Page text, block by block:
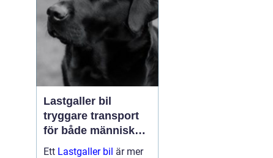
Lastgaller bil
tryggare transport
för både människor
och hundar
Ett Lastgaller bil är mer